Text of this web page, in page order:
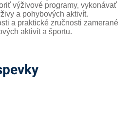
výživové programy, vykonávať
a pohybových aktivít.
a praktické zručnosti zamerané
aktivít a športu.